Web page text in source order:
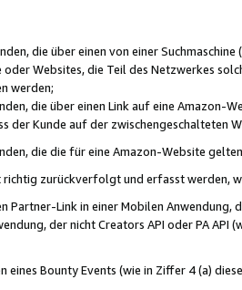
die über einen von einer
Websites, die Teil des Netzwerkes
werden;
die über einen Link auf eine Amazon-
der Kunde auf der zwischengeschalteten
die die für eine Amazon-Website
zurückverfolgt und erfasst werden,
Partner-Link in einer Mobilen Anwendung,
der nicht Creators API oder PA
eines Bounty Events (wie in Ziffer 4 (a)